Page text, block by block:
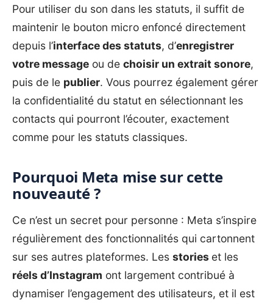
Pour utiliser du son dans les statuts, il suffit de
maintenir le bouton micro enfoncé directement
depuis l’interface des statuts, d’enregistrer
votre message ou de choisir un extrait sonore,
puis de le publier. Vous pourrez également gérer
la confidentialité du statut en sélectionnant les
contacts qui pourront l’écouter, exactement
comme pour les statuts classiques.
Pourquoi Meta mise sur cette
nouveauté ?
Ce n’est un secret pour personne : Meta s’inspire
régulièrement des fonctionnalités qui cartonnent
sur ses autres plateformes. Les stories et les
réels d’Instagram ont largement contribué à
dynamiser l’engagement des utilisateurs, et il est